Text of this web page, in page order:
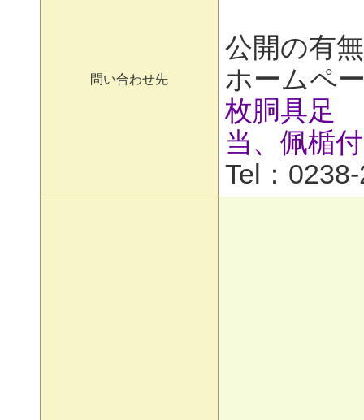
問い合わせ先
公開の有
ホームペ
枚胴具足
当、佩楯付
Tel：